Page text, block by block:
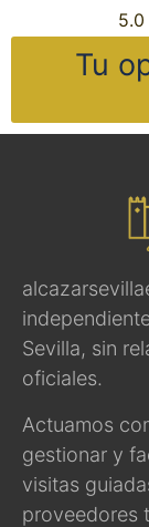
Tu
Sevilla, sin
oficiales.
Actuamos
gestionar y
visitas
proveedores